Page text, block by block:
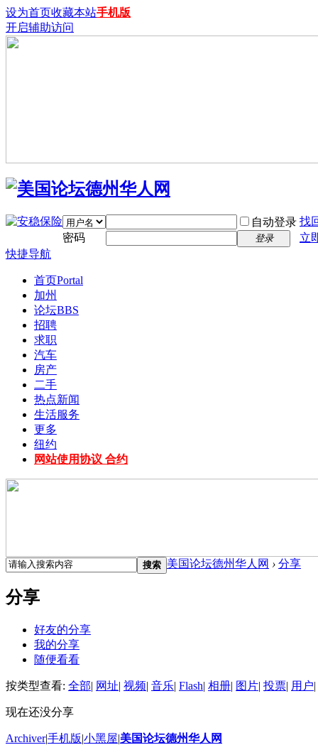
设为首页收藏本站手机版
开启辅助访问
自动登录 找
密码
登录
立
快捷导航
首页Portal
加州
论坛BBS
招聘
求职
汽车
房产
二手
热点新闻
生活服务
更多
纽约
网站使用协议 合约
搜索 美国论坛德州华人网 › 分享
分享
好友的分享
我的分享
随便看看
按类型查看: 全部| 网址| 视频| 音乐| Flash| 相册| 图片| 投票| 用户|
现在还没分享
Archiver|手机版|小黑屋|美国论坛德州华人网